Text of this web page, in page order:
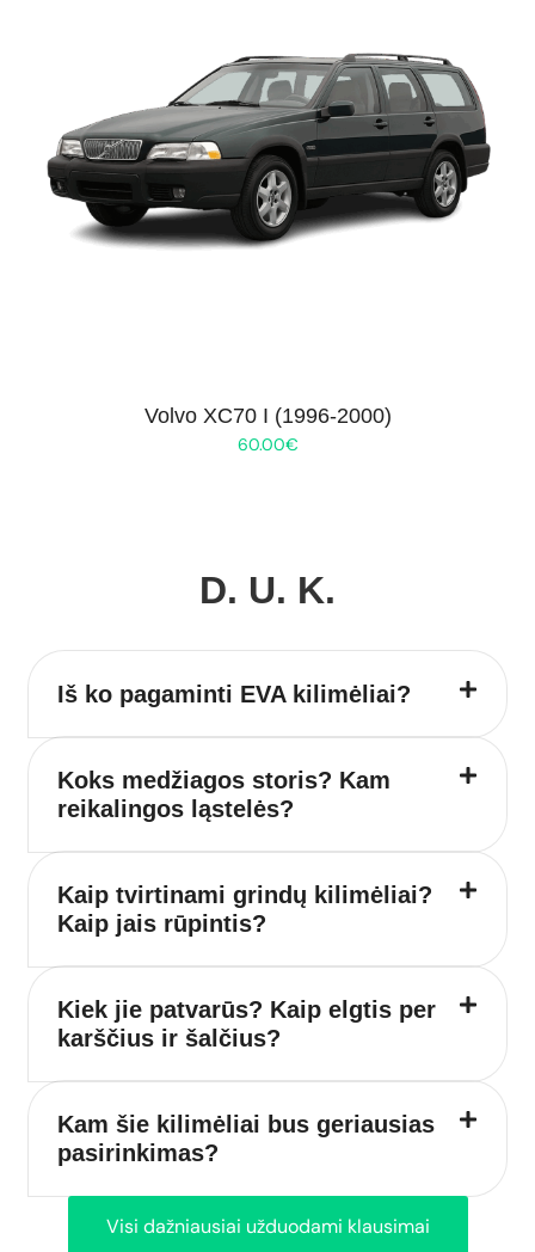
Volvo XC70 I (1996-2000)
60.00€
D. U. K.
Iš ko pagaminti EVA kilimėliai?
Koks medžiagos storis? Kam
reikalingos ląstelės?
Kaip tvirtinami grindų kilimėliai?
Kaip jais rūpintis?
Kiek jie patvarūs? Kaip elgtis per
karščius ir šalčius?
Kam šie kilimėliai bus geriausias
pasirinkimas?
Visi dažniausiai užduodami klausimai